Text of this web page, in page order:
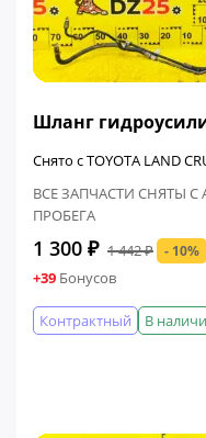
Шланг
Снято с TOYOTA LAND
ВСЕ ЗАПЧАСТИ СНЯТЫ
ПРОБЕГА
1 300 ₽ 1 442 ₽ - 10%
+39 Бонусов
В
Контрактный